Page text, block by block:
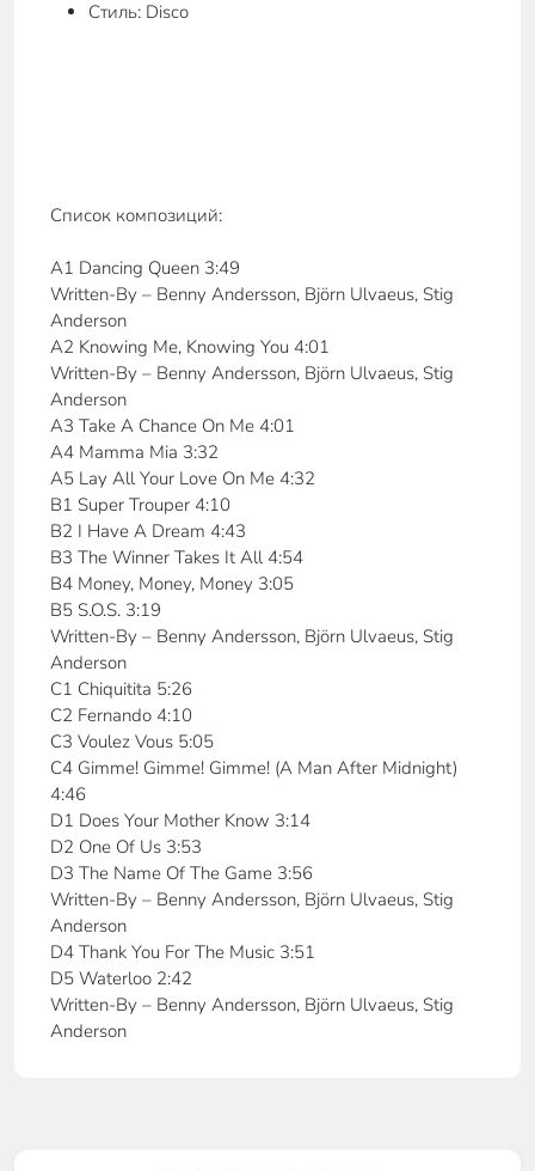
Стиль: Disco
Список композиций:
A1 Dancing Queen 3:49
Written-By – Benny Andersson, Björn Ulvaeus, Stig
Anderson
A2 Knowing Me, Knowing You 4:01
Written-By – Benny Andersson, Björn Ulvaeus, Stig
Anderson
A3 Take A Chance On Me 4:01
A4 Mamma Mia 3:32
A5 Lay All Your Love On Me 4:32
B1 Super Trouper 4:10
B2 I Have A Dream 4:43
B3 The Winner Takes It All 4:54
B4 Money, Money, Money 3:05
B5 S.O.S. 3:19
Written-By – Benny Andersson, Björn Ulvaeus, Stig
Anderson
C1 Chiquitita 5:26
C2 Fernando 4:10
C3 Voulez Vous 5:05
C4 Gimme! Gimme! Gimme! (A Man After Midnight)
4:46
D1 Does Your Mother Know 3:14
D2 One Of Us 3:53
D3 The Name Of The Game 3:56
Written-By – Benny Andersson, Björn Ulvaeus, Stig
Anderson
D4 Thank You For The Music 3:51
D5 Waterloo 2:42
Written-By – Benny Andersson, Björn Ulvaeus, Stig
Anderson